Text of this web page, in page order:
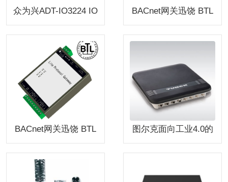
众为兴ADT-IO3224 IO
BACnet网关迅饶 BTL
22-1U
BACnet网关迅饶 BTL
02-Lite
图尔克面向工业4.0的